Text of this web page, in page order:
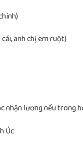
anh chị em ruột)
nhận lương nếu trong
Úc